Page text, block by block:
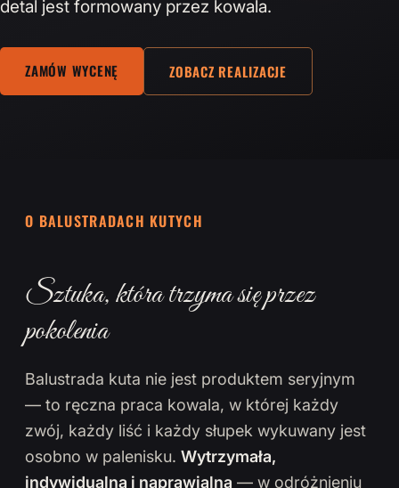
detal jest formowany przez kowala.
ZAMÓW WYCENĘ ZOBACZ REALIZACJE
O BALUSTRADACH KUTYCH
Sztuka, która trzyma się przez
pokolenia
Balustrada kuta nie jest produktem seryjnym
— to ręczna praca kowala, w której każdy
zwój, każdy liść i każdy słupek wykuwany jest
osobno w palenisku. Wytrzymała,
indywidualna i naprawialna — w odróżnieniu